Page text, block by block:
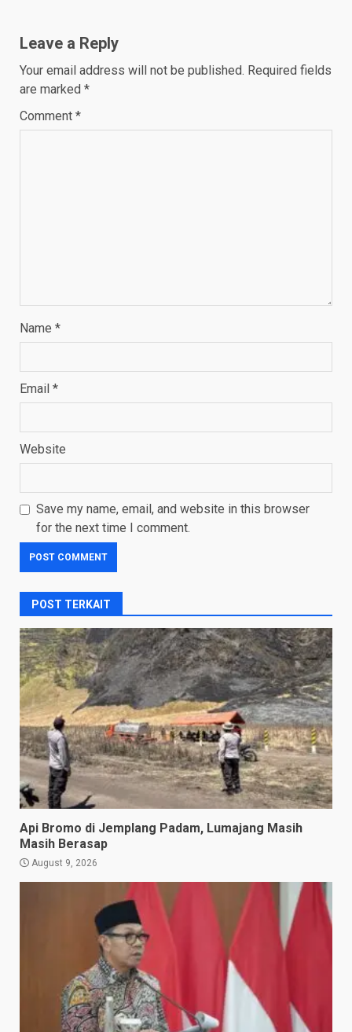
Leave a Reply
Your email address will not be published. Required fields
are marked *
Comment *
Name *
Email *
Website
Save my name, email, and website in this browser
for the next time I comment.
POST TERKAIT
Api Bromo di Jemplang Padam, Lumajang Masih
Masih Berasap
August 9, 2026